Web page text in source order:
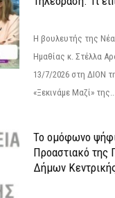
Η βουλευτής της
Ημαθίας κ. Στέλλα
13/7/2026 στη ΔΙΟΝ
«Ξεκινάμε Μαζί»
Το ομόφωνο
Προαστιακό της
Δήμων